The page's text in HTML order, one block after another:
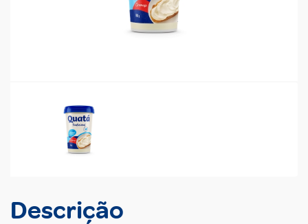
Descrição